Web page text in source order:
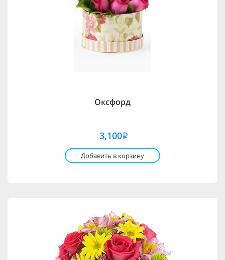
Оксфорд
3,100i
Добавить в корзину